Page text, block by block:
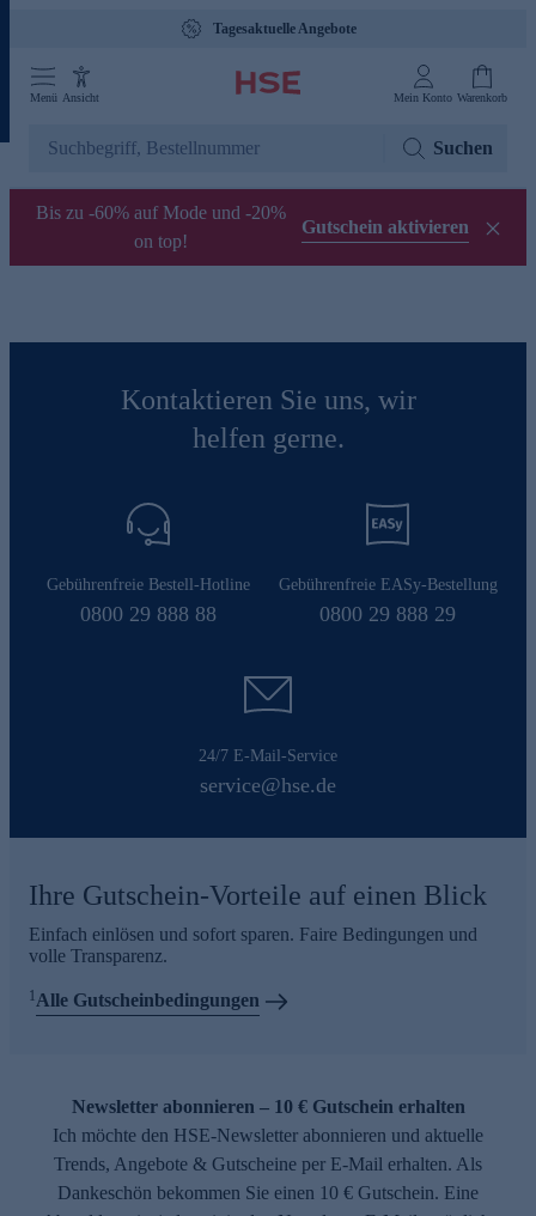
Tagesaktuelle Angebote
Menü Ansicht Mein Konto Warenkorb
Suchen
Bis zu -60% auf Mode und -20%
on top!
Gutschein aktivieren
Kontaktieren Sie uns, wir
helfen gerne.
Gebührenfreie Bestell-Hotline
0800 29 888 88
Gebührenfreie EASy-Bestellung
0800 29 888 29
24/7 E-Mail-Service
service@hse.de
Ihre Gutschein-Vorteile auf einen Blick
Einfach einlösen und sofort sparen. Faire Bedingungen und
volle Transparenz.
1Alle Gutscheinbedingungen
Newsletter abonnieren – 10 € Gutschein erhalten
Ich möchte den HSE-Newsletter abonnieren und aktuelle
Trends, Angebote & Gutscheine per E-Mail erhalten. Als
Dankeschön bekommen Sie einen 10 € Gutschein. Eine